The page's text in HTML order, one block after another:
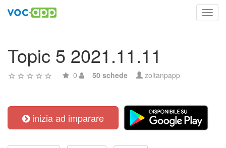
Topic 5 2021.11.11
0 50 schede zoltanpapp
inizia ad imparare